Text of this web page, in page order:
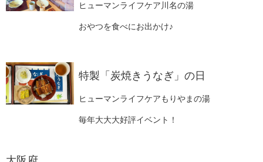
ヒューマンライフケア川名の湯
おやつを食べにお出かけ♪
特製「炭焼きうなぎ」の日
ヒューマンライフケアもりやまの湯
毎年大大大好評イベント！